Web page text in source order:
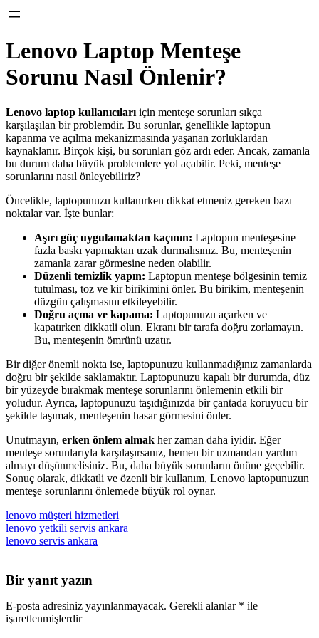
Lenovo Laptop Menteşe
Sorunu Nasıl Önlenir?
Lenovo laptop kullanıcıları için menteşe sorunları sıkça
karşılaşılan bir problemdir. Bu sorunlar, genellikle laptopun
kapanma ve açılma mekanizmasında yaşanan zorluklardan
kaynaklanır. Birçok kişi, bu sorunları göz ardı eder. Ancak, zamanla
bu durum daha büyük problemlere yol açabilir. Peki, menteşe
sorunlarını nasıl önleyebiliriz?
Öncelikle, laptopunuzu kullanırken dikkat etmeniz gereken bazı
noktalar var. İşte bunlar:
Aşırı güç uygulamaktan kaçının: Laptopun menteşesine
fazla baskı yapmaktan uzak durmalısınız. Bu, menteşenin
zamanla zarar görmesine neden olabilir.
Düzenli temizlik yapın: Laptopun menteşe bölgesinin temiz
tutulması, toz ve kir birikimini önler. Bu birikim, menteşenin
düzgün çalışmasını etkileyebilir.
Doğru açma ve kapama: Laptopunuzu açarken ve
kapatırken dikkatli olun. Ekranı bir tarafa doğru zorlamayın.
Bu, menteşenin ömrünü uzatır.
Bir diğer önemli nokta ise, laptopunuzu kullanmadığınız zamanlarda
doğru bir şekilde saklamaktır. Laptopunuzu kapalı bir durumda, düz
bir yüzeyde bırakmak menteşe sorunlarını önlemenin etkili bir
yoludur. Ayrıca, laptopunuzu taşıdığınızda bir çantada koruyucu bir
şekilde taşımak, menteşenin hasar görmesini önler.
Unutmayın, erken önlem almak her zaman daha iyidir. Eğer
menteşe sorunlarıyla karşılaşırsanız, hemen bir uzmandan yardım
almayı düşünmelisiniz. Bu, daha büyük sorunların önüne geçebilir.
Sonuç olarak, dikkatli ve özenli bir kullanım, Lenovo laptopunuzun
menteşe sorunlarını önlemede büyük rol oynar.
lenovo müşteri hizmetleri
lenovo yetkili servis ankara
lenovo servis ankara
Bir yanıt yazın
E-posta adresiniz yayınlanmayacak. Gerekli alanlar * ile
işaretlenmişlerdir